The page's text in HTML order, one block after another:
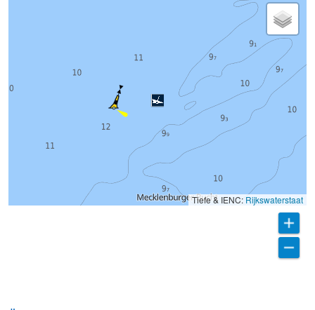
Tiefe & IENC: Rijkswaterstaat